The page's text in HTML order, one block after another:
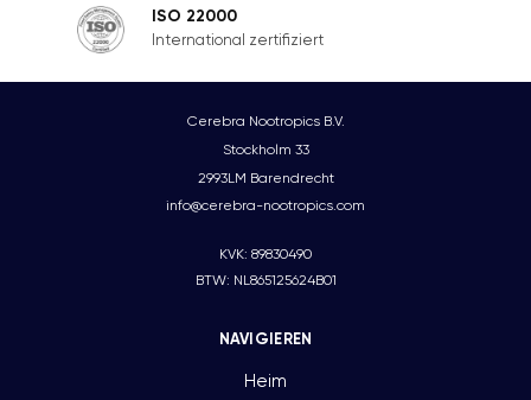
ISO 22000
International zertifiziert
Cerebra Nootropics B.V.
Stockholm 33
2993LM Barendrecht
info@cerebra-nootropics.com
KVK: 89830490
BTW: NL865125624B01
NAVIGIEREN
Heim